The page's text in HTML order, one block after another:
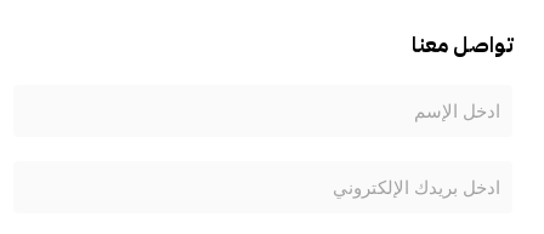
تواصل معنا